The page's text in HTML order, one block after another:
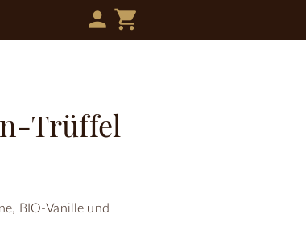
person shopping_cart
Trüffel
BIO-Vanille und